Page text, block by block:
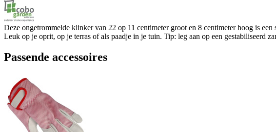
Deze ongetrommelde klinker van 22 op 11 centimeter groot en 8 centimeter hoog is
Leuk op je oprit, op je terras of als paadje in je tuin. Tip: leg aan op een gestabiliseerd
Passende accessoires